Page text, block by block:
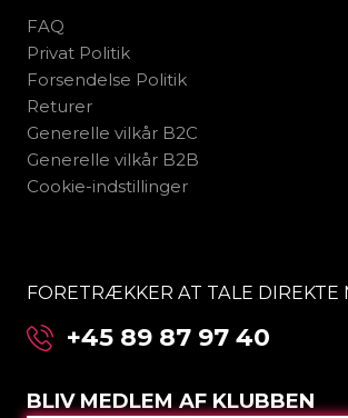
FAQ
Privat Politik
Forsendelse Politik
Returer
Generelle vilkår B2C
Generelle vilkår B2B
Cookie-indstillinger
FORETRÆKKER AT TALE DIREKTE
+45 89 87 97 40
BLIV MEDLEM AF KLUBBEN